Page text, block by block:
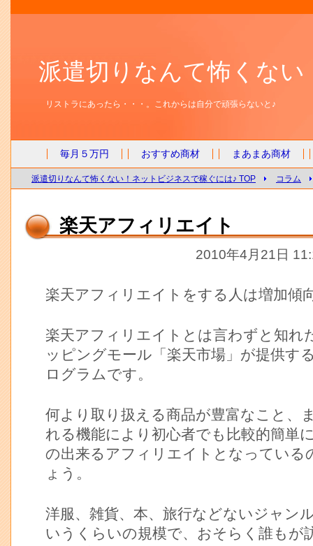
派遣切りなんて怖くな
リストラにあったら・・・。これからは自分で頑張らないと♪
毎月５万円 おすすめ商材 まあまあ商材
派遣切りなんて怖くない！ネットビジネスで稼ぐには♪ TOP コラム
楽天アフィリエイト
2010年4月21日
楽天アフィリエイトをする人は増加傾
楽天アフィリエイトとは言わずと知れ
ッピングモール「楽天市場」が提供す
ログラムです。
何より取り扱える商品が豊富なこと、
れる機能により初心者でも比較的簡単
の出来るアフィリエイトとなっている
ょう。
洋服、雑貨、本、旅行などないジャン
いうくらいの規模で、おそらく誰もが